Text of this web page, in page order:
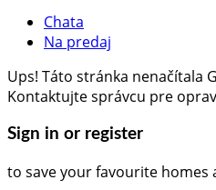
Chata
Na predaj
Ups! Táto stránka nenačítala
Kontaktujte správcu pre
Sign in or register
to save your favourite homes